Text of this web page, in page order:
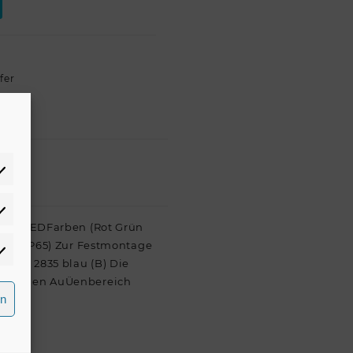
7 LEDFarben (Rot Grün
(IP65) Zur Festmontage
2835 blau (B) Die
den AuÜenbereich